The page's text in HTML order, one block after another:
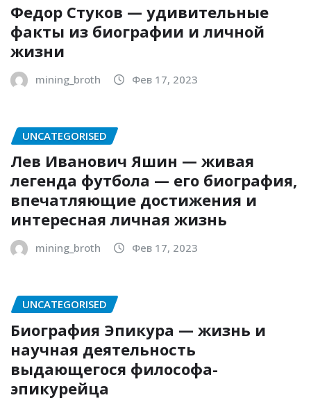
Федор Стуков — удивительные
факты из биографии и личной
жизни
mining_broth Фев 17, 2023
UNCATEGORISED
Лев Иванович Яшин — живая
легенда футбола — его биография,
впечатляющие достижения и
интересная личная жизнь
mining_broth Фев 17, 2023
UNCATEGORISED
Биография Эпикура — жизнь и
научная деятельность
выдающегося философа-
эпикурейца